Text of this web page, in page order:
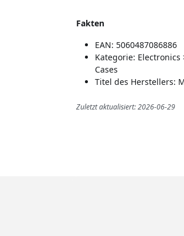
Fakten
EAN: 5060487086886
Kategorie: Electronics
Cases
Titel des Herstellers:
Zuletzt aktualisiert: 2026-06-29